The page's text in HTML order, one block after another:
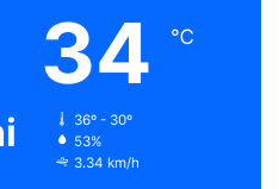
34 ℃
36º - 30º
53%
3.34 km/h